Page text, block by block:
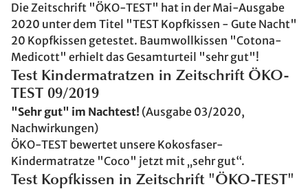
Die Zeitschrift "ÖKO-TEST" hat in der Mai-Ausgabe
2020 unter dem Titel "TEST Kopfkissen - Gute Nacht"
20 Kopfkissen getestet. Baumwollkissen "Cotona-
Medicott" erhielt das Gesamturteil "sehr gut"!
Test Kindermatratzen in Zeitschrift ÖKO-
TEST 09/2019
"Sehr gut" im Nachtest! (Ausgabe 03/2020,
Nachwirkungen)
ÖKO-TEST bewertet unsere Kokosfaser-
Kindermatratze "Coco" jetzt mit „sehr gut“.
Test Kopfkissen in Zeitschrift "ÖKO-TEST"